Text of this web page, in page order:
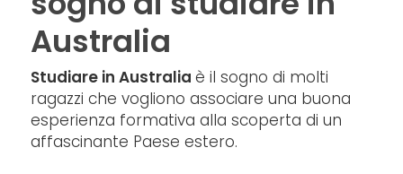
Australia
Studiare in Australia è il sogno di molti
ragazzi che vogliono associare una buona
esperienza formativa alla scoperta di un
affascinante Paese estero.